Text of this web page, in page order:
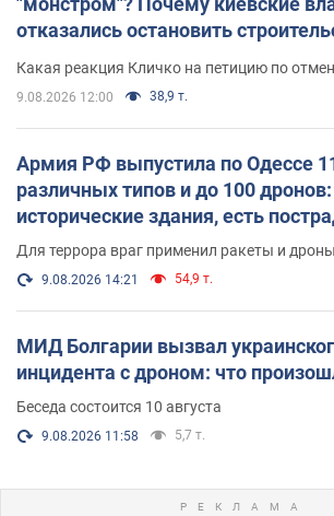
отказались остановить
Какая реакция Кличко на петицию по
9.08.2026 12:00 38,9 т.
Армия РФ выпустила по Одессе
различных типов и до 100
исторические здания, есть
и видео
Для террора враг применил ракеты и дроны
9.08.2026 14:21 54,9 т.
МИД Болгарии вызвал
инцидента с дроном: что
Беседа состоится 10 августа
9.08.2026 11:58 5,7 т.